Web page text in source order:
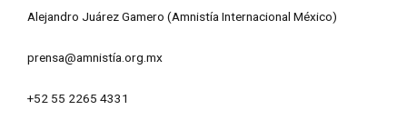
Alejandro Juárez Gamero (Amnistía Internacional México)
prensa@amnistía.org.mx
+52 55 2265 4331